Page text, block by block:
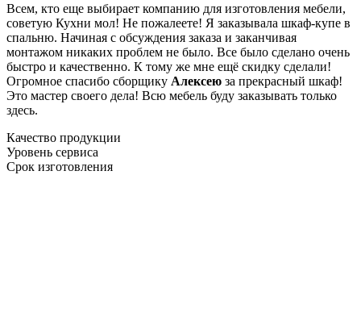
Всем, кто еще выбирает компанию для изготовления мебели,
советую Кухни мол! Не пожалеете! Я заказывала шкаф-купе в
спальню. Начиная с обсуждения заказа и заканчивая
монтажом никаких проблем не было. Все было сделано очень
быстро и качественно. К тому же мне ещё скидку сделали!
Огромное спасибо сборщику Алексею за прекрасный шкаф!
Это мастер своего дела! Всю мебель буду заказывать только
здесь.
Качество продукции
Уровень сервиса
Срок изготовления